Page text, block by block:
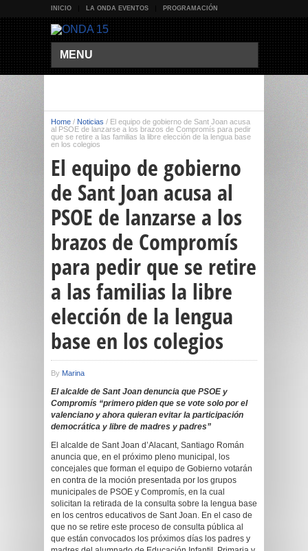
INICIO LA ONDA EVENTOS PROGRAMACIÓN
MENU
Home / Noticias / El equipo de gobierno de Sant Joan acusa
al PSOE de lanzarse a los brazos de Compromís para pedir
que se retire a las familias la libre elección de la lengua base
en los colegios
El equipo de gobierno
de Sant Joan acusa al
PSOE de lanzarse a los
brazos de Compromís
para pedir que se retire
a las familias la libre
elección de la lengua
base en los colegios
By Marina
El alcalde de Sant Joan denuncia que PSOE y
Compromís “primero piden que se vote solo por el
valenciano y ahora quieran evitar la participación
democrática y libre de madres y padres”
El alcalde de Sant Joan d’Alacant, Santiago Román
anuncia que, en el próximo pleno municipal, los
concejales que forman el equipo de Gobierno votarán
en contra de la moción presentada por los grupos
municipales de PSOE y Compromís, en la cual
solicitan la retirada de la consulta sobre la lengua base
en los centros educativos de Sant Joan. En el caso de
que no se retire este proceso de consulta pública al
que están convocados los próximos días los padres y